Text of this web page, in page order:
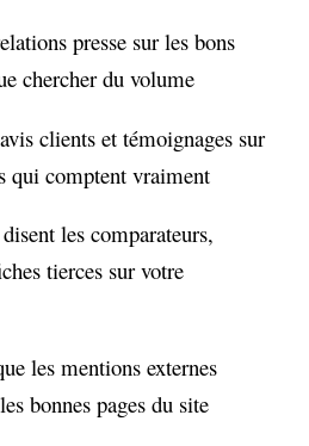
presse sur les bons
chercher du volume
clients et témoignages sur
qui comptent vraiment
les comparateurs,
tierces sur votre
les mentions externes
bonnes pages du site